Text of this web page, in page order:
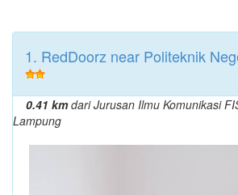
1. RedDoorz near Politeknik
0.41 kmdari Jurusan Ilmu Komunikasi
Lampung